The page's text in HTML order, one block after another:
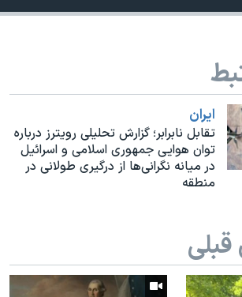
به چین
ايران
تقابل نابرابر؛ گزارش تحلیلی رویترز درباره
توان هوایی جمهوری اسلامی و اسرائیل
در میانه نگرانی‌ها از درگیری طولانی در
منطقه
قبلی